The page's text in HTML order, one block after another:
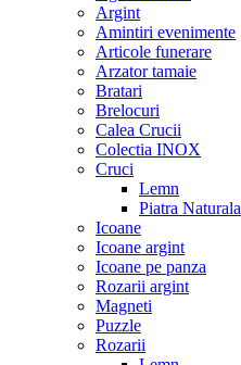
Argint
Amintiri evenimente
Articole funerare
Arzator tamaie
Bratari
Brelocuri
Calea Crucii
Colectia INOX
Cruci
Lemn
Piatra Naturala
Icoane
Icoane argint
Icoane pe panza
Rozarii argint
Magneti
Puzzle
Rozarii